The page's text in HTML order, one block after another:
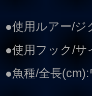
●使用ルアー/ジ
●使用フック/サ
●魚種/全長